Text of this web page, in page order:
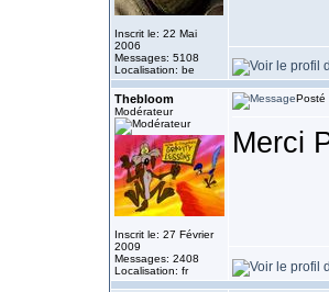
Inscrit le: 22 Mai
2006
Messages: 5108
Localisation: be
Thebloom
Modérateur
Inscrit le: 27 Février
2009
Messages: 2408
Localisation: fr
Posté
Merci